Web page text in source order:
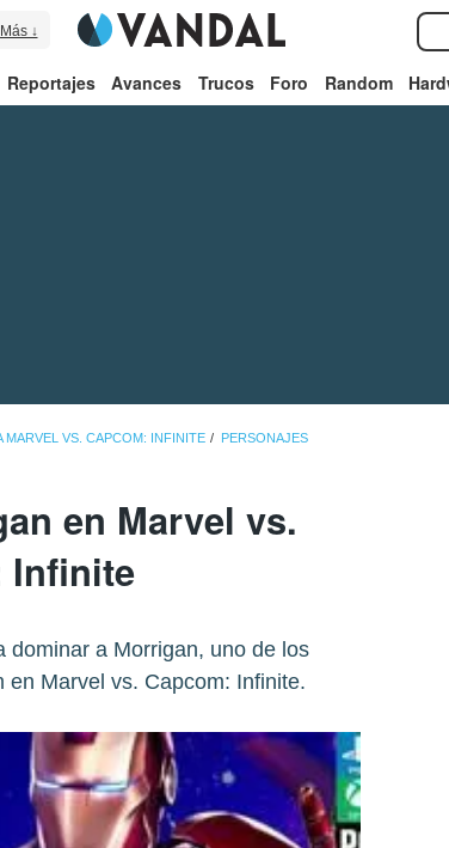
Más ↓
Reportajes Avances Trucos Foro Random
MARVEL VS. CAPCOM: INFINITE PERSONAJES
en Marvel vs.
Infinite
dominar a Morrigan, uno de los
Marvel vs. Capcom: Infinite.